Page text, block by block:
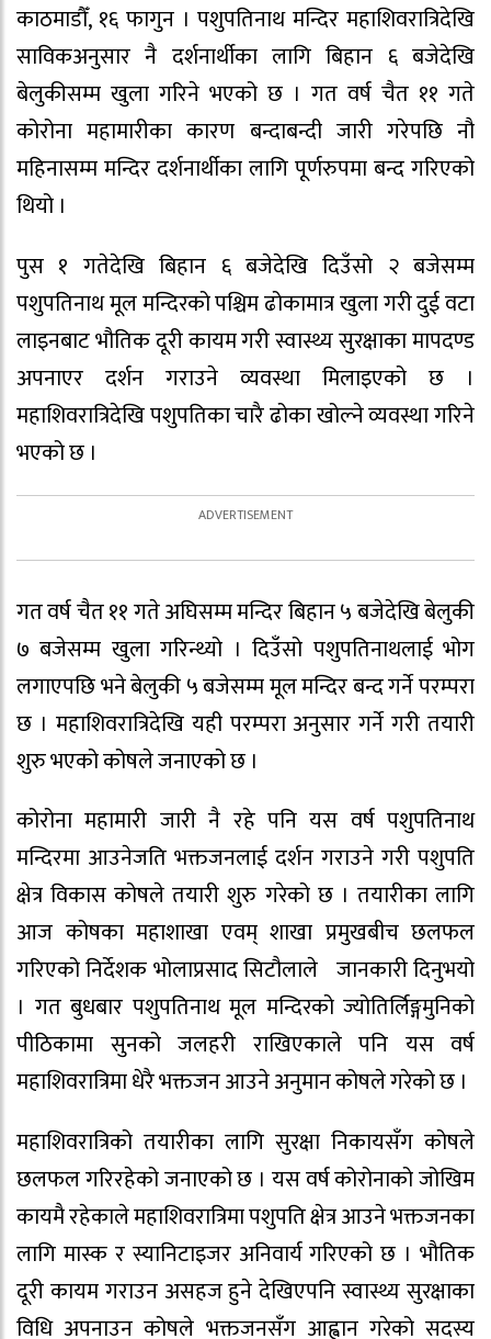
काठमाडौँ, १६ फागुन । पशुपतिनाथ मन्दिर महाशिवरात्रिदेखि
साविकअनुसार नै दर्शनार्थीका लागि बिहान ६ बजेदेखि
बेलुकीसम्म खुला गरिने भएको छ । गत वर्ष चैत ११ गते
कोरोना महामारीका कारण बन्दाबन्दी जारी गरेपछि नौ
महिनासम्म मन्दिर दर्शनार्थीका लागि पूर्णरुपमा बन्द गरिएको
थियो ।
पुस १ गतेदेखि बिहान ६ बजेदेखि दिउँसो २ बजेसम्म
पशुपतिनाथ मूल मन्दिरको पश्चिम ढोकामात्र खुला गरी दुई वटा
लाइनबाट भौतिक दूरी कायम गरी स्वास्थ्य सुरक्षाका मापदण्ड
अपनाएर दर्शन गराउने व्यवस्था मिलाइएको छ ।
महाशिवरात्रिदेखि पशुपतिका चारै ढोका खोल्ने व्यवस्था गरिने
भएको छ ।
गत वर्ष चैत ११ गते अघिसम्म मन्दिर बिहान ५ बजेदेखि बेलुकी
७ बजेसम्म खुला गरिन्थ्यो । दिउँसो पशुपतिनाथलाई भोग
लगाएपछि भने बेलुकी ५ बजेसम्म मूल मन्दिर बन्द गर्ने परम्परा
छ । महाशिवरात्रिदेखि यही परम्परा अनुसार गर्ने गरी तयारी
शुरु भएको कोषले जनाएको छ ।
कोरोना महामारी जारी नै रहे पनि यस वर्ष पशुपतिनाथ
मन्दिरमा आउनेजति भक्तजनलाई दर्शन गराउने गरी पशुपति
क्षेत्र विकास कोषले तयारी शुरु गरेको छ । तयारीका लागि
आज कोषका महाशाखा एवम् शाखा प्रमुखबीच छलफल
गरिएको निर्देशक भोलाप्रसाद सिटौलाले जानकारी दिनुभयो
। गत बुधबार पशुपतिनाथ मूल मन्दिरको ज्योतिर्लिङ्गमुनिको
पीठिकामा सुनको जलहरी राखिएकाले पनि यस वर्ष
महाशिवरात्रिमा धेरै भक्तजन आउने अनुमान कोषले गरेको छ ।
महाशिवरात्रिको तयारीका लागि सुरक्षा निकायसँग कोषले
छलफल गरिरहेको जनाएको छ । यस वर्ष कोरोनाको जोखिम
कायमै रहेकाले महाशिवरात्रिमा पशुपति क्षेत्र आउने भक्तजनका
लागि मास्क र स्यानिटाइजर अनिवार्य गरिएको छ । भौतिक
दूरी कायम गराउन असहज हुने देखिएपनि स्वास्थ्य सुरक्षाका
विधि अपनाउन कोषले भक्तजनसँग आह्वान गरेको सदस्य